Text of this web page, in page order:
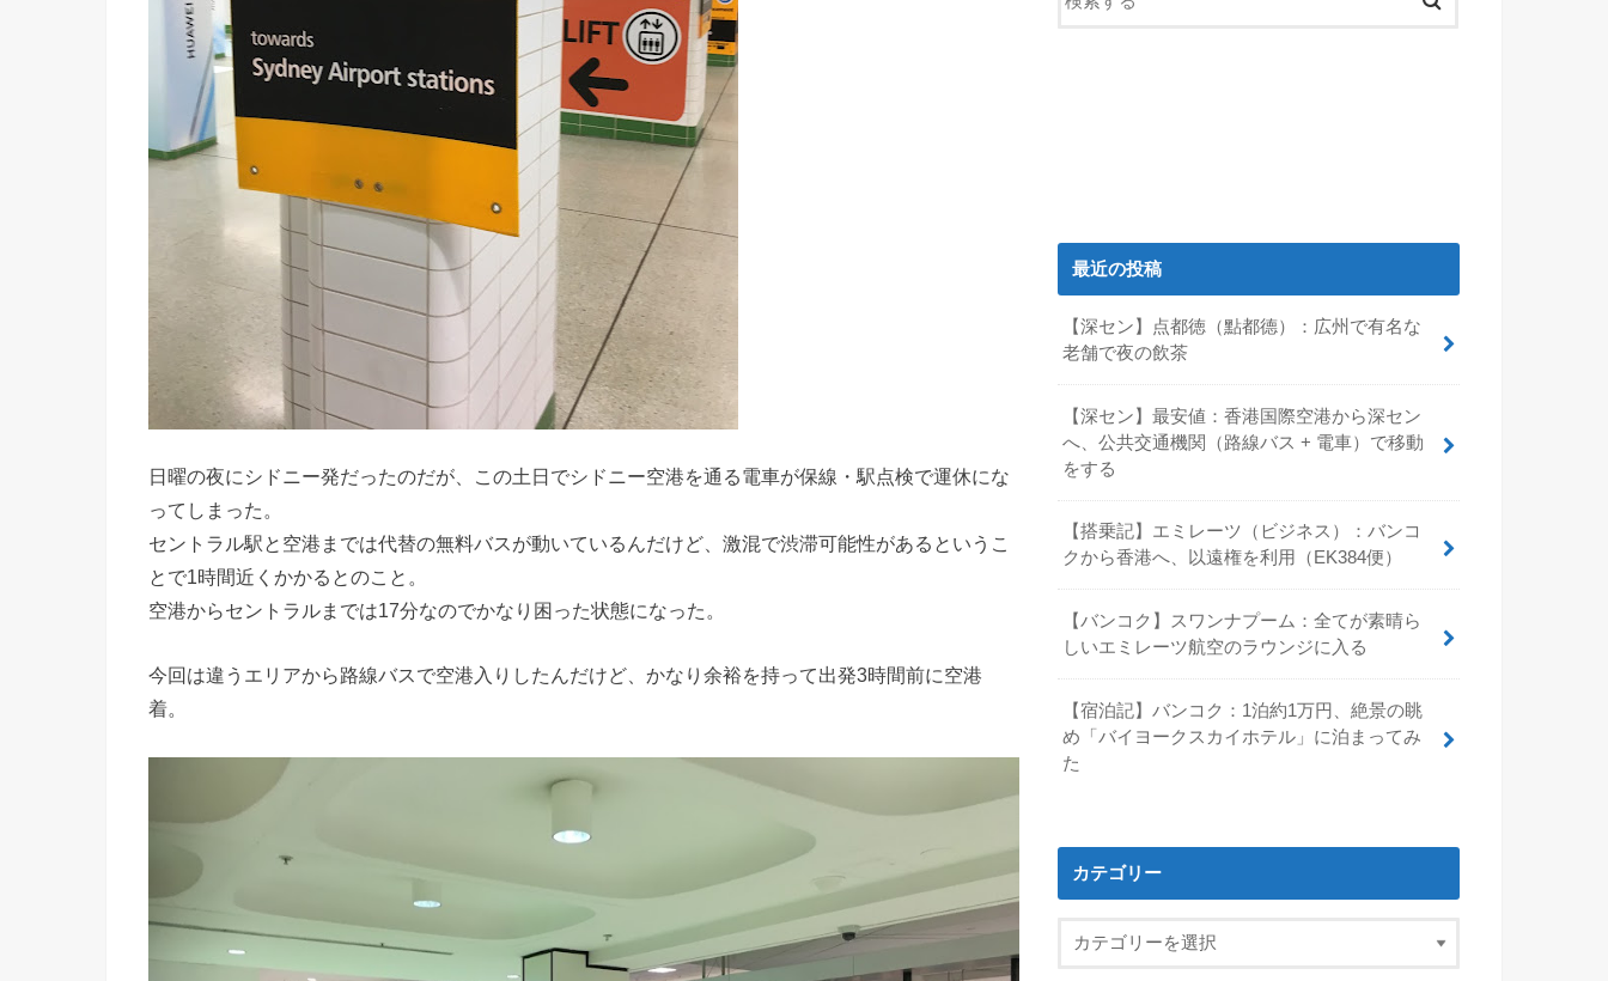
日曜の夜にシドニー発だったのだが、この土日でシドニー空港を通る電車が保線・駅点検で運休にな
ってしまった。
セントラル駅と空港までは代替の無料バスが動いているんだけど、激混で渋滞可能性があるというこ
とで1時間近くかかるとのこと。
空港からセントラルまでは17分なのでかなり困った状態になった。
今回は違うエリアから路線バスで空港入りしたんだけど、かなり余裕を持って出発3時間前に空港
着。
最近の投稿
【深セン】点都徳（點都德）：広州で有名な
老舗で夜の飲茶
【深セン】最安値：香港国際空港から深セン
へ、公共交通機関（路線バス + 電車）で移動
をする
【搭乗記】エミレーツ（ビジネス）：バンコ
クから香港へ、以遠権を利用（EK384便）
【バンコク】スワンナプーム：全てが素晴ら
しいエミレーツ航空のラウンジに入る
【宿泊記】バンコク：1泊約1万円、絶景の眺
め「バイヨークスカイホテル」に泊まってみ
た
カテゴリー